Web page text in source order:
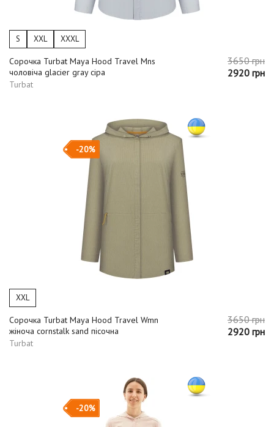
S XXL XXXL
Сорочка Turbat Maya Hood Travel Mns
чоловіча glacier gray сіра
Turbat
3650 грн
2920 грн
-20%
XXL
Сорочка Turbat Maya Hood Travel Wmn
жіноча cornstalk sand пісочна
Turbat
3650 грн
2920 грн
-20%